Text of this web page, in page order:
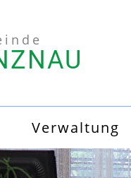
Verwaltung